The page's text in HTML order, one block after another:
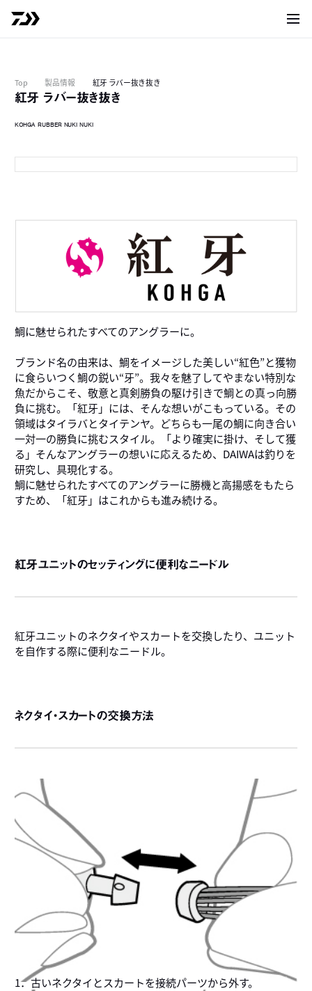
サイ
Top 製品情報 紅牙 ラバー抜き抜き
紅牙 ラバー抜き抜き
KOHGA RUBBER NUKI NUKI
鯛に魅せられたすべてのアングラーに。
ブランド名の由来は、鯛をイメージした美しい“紅色”と獲物
に食らいつく鯛の鋭い“牙”。我々を魅了してやまない特別な
魚だからこそ、敬意と真剣勝負の駆け引きで鯛との真っ向勝
負に挑む。「紅牙」には、そんな想いがこもっている。その
領域はタイラバとタイテンヤ。どちらも一尾の鯛に向き合い
一対一の勝負に挑むスタイル。「より確実に掛け、そして獲
る」そんなアングラーの想いに応えるため、DAIWAは釣りを
研究し、具現化する。
鯛に魅せられたすべてのアングラーに勝機と高揚感をもたら
すため、「紅牙」はこれからも進み続ける。
紅牙ユニットのセッティングに便利なニードル
紅牙ユニットのネクタイやスカートを交換したり、ユニット
を自作する際に便利なニードル。
ネクタイ・スカートの交換方法
1．古いネクタイとスカートを接続パーツから外す。